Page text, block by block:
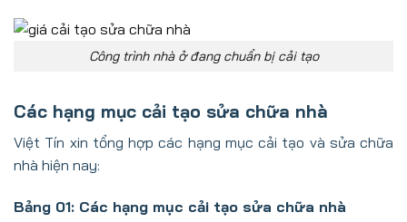
Công trình nhà ở đang chuẩn bị cải tạo
Các hạng mục cải tạo sửa chữa nhà
Việt Tín xin tổng hợp các hạng mục cải tạo và sửa chữa
nhà hiện nay:
Bảng 01: Các hạng mục cải tạo sửa chữa nhà